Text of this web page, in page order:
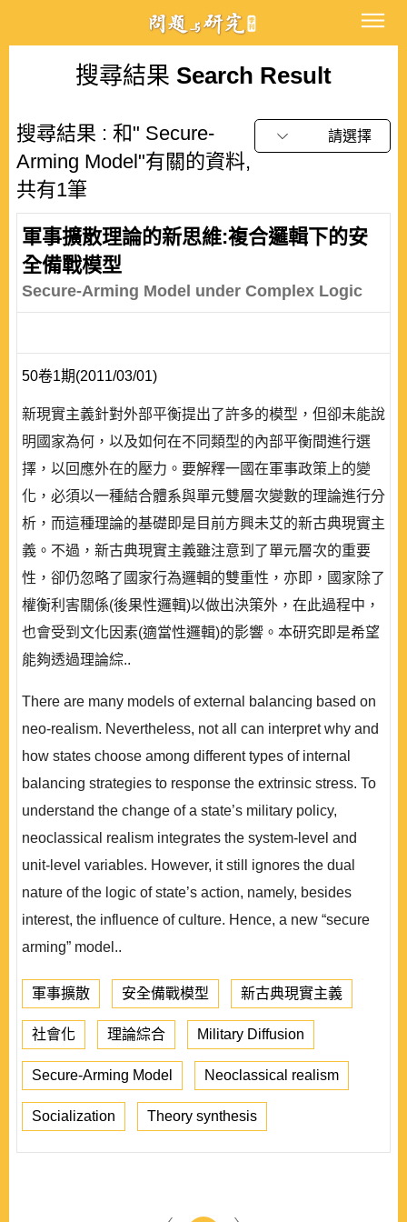
搜尋結果 Search Result
搜尋結果 : 和" Secure-
Arming Model"有關的資料,
共有1筆
請選擇
軍事擴散理論的新思維:複合邏輯下的安
全備戰模型
Secure-Arming Model under Complex Logic
50卷1期(2011/03/01)
新現實主義針對外部平衡提出了許多的模型，但卻未能說
明國家為何，以及如何在不同類型的內部平衡間進行選
擇，以回應外在的壓力。要解釋一國在軍事政策上的變
化，必須以一種結合體系與單元雙層次變數的理論進行分
析，而這種理論的基礎即是目前方興未艾的新古典現實主
義。不過，新古典現實主義雖注意到了單元層次的重要
性，卻仍忽略了國家行為邏輯的雙重性，亦即，國家除了
權衡利害關係(後果性邏輯)以做出決策外，在此過程中，
也會受到文化因素(適當性邏輯)的影響。本研究即是希望
能夠透過理論綜..
There are many models of external balancing based on
neo-realism. Nevertheless, not all can interpret why and
how states choose among different types of internal
balancing strategies to response the extrinsic stress. To
understand the change of a state’s military policy,
neoclassical realism integrates the system-level and
unit-level variables. However, it still ignores the dual
nature of the logic of state’s action, namely, besides
interest, the influence of culture. Hence, a new “secure
arming” model..
軍事擴散 安全備戰模型 新古典現實主義
社會化 理論綜合 Military Diffusion
Secure-Arming Model Neoclassical realism
Socialization Theory synthesis